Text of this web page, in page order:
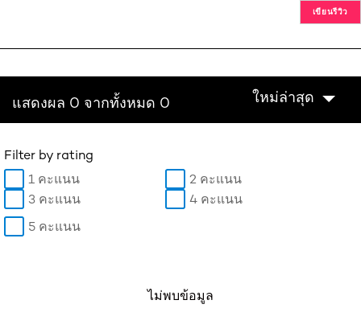
เขียนรีวิว
แสดงผล 0 จากทั้งหมด 0 ใหม่ล่าสุด
Filter by rating
1 คะแนน
2 คะแนน
3 คะแนน
4 คะแนน
5 คะแนน
ไม่พบข้อมูล